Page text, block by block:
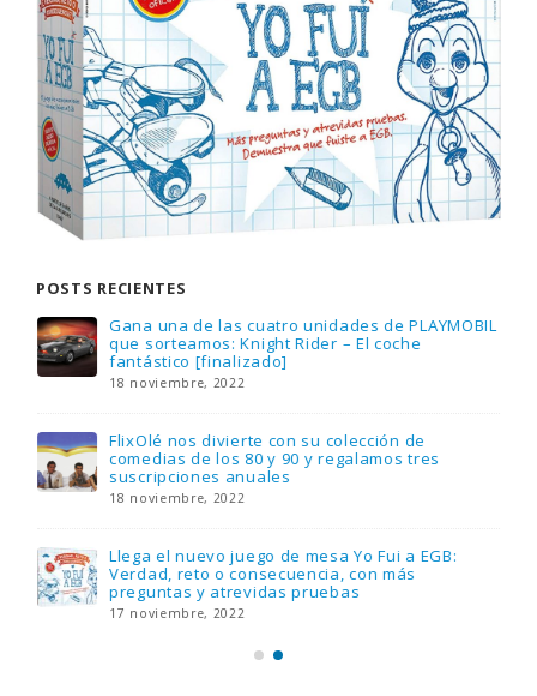
POSTS RECIENTES
Gana una de las cuatro unidades de PLAYMOBIL
que sorteamos: Knight Rider – El coche
fantástico [finalizado]
18 noviembre, 2022
FlixOlé nos divierte con su colección de
comedias de los 80 y 90 y regalamos tres
suscripciones anuales
18 noviembre, 2022
Llega el nuevo juego de mesa Yo Fui a EGB:
Verdad, reto o consecuencia, con más
preguntas y atrevidas pruebas
17 noviembre, 2022